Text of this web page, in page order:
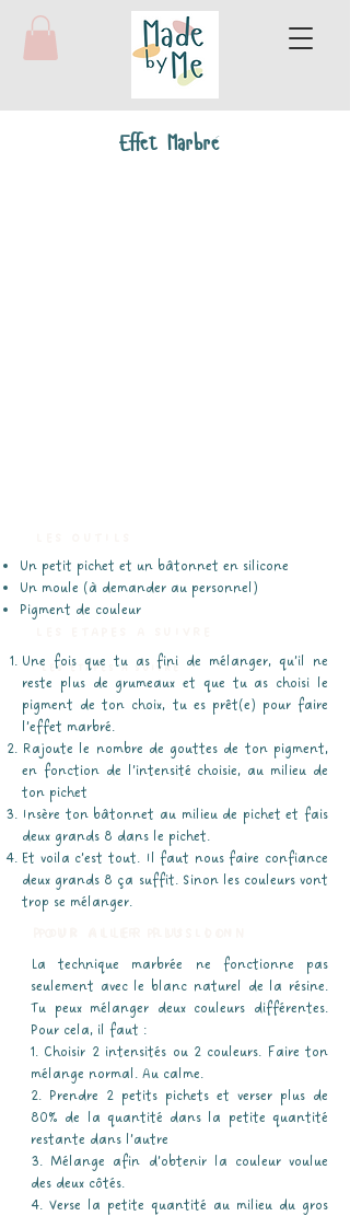
Effet Marbré
Un petit pichet et un bâtonnet en silicone
Un moule (à demander au personnel)
Pigment de couleur
LES ETAPES A SUIVRE
Une fois que tu as fini de mélanger, qu’il ne
reste plus de grumeaux et que tu as choisi le
pigment de ton choix, tu es prêt(e) pour faire
l’effet marbré.
Rajoute le nombre de gouttes de ton pigment,
en fonction de l’intensité choisie, au milieu de
ton pichet
Insère ton bâtonnet au milieu de pichet et fais
deux grands 8 dans le pichet.
Et voila c’est tout. Il faut nous faire confiance
deux grands 8 ça suffit. Sinon les couleurs vont
trop se mélanger.
La technique marbrée ne fonctionne pas
seulement avec le blanc naturel de la résine.
Tu peux mélanger deux couleurs différentes.
Pour cela, il faut :
1. Choisir 2 intensités ou 2 couleurs. Faire ton
mélange normal. Au calme.
2. Prendre 2 petits pichets et verser plus de
80% de la quantité dans la petite quantité
restante dans l’autre
3. Mélange afin d’obtenir la couleur voulue
des deux côtés.
4. Verse la petite quantité au milieu du gros